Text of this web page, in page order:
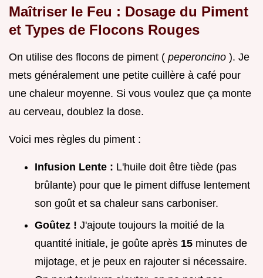
Maîtriser le Feu : Dosage du Piment
et Types de Flocons Rouges
On utilise des flocons de piment ( peperoncino ). Je
mets généralement une petite cuillère à café pour
une chaleur moyenne. Si vous voulez que ça monte
au cerveau, doublez la dose.
Voici mes règles du piment :
Infusion Lente : L'huile doit être tiède (pas
brûlante) pour que le piment diffuse lentement
son goût et sa chaleur sans carboniser.
Goûtez ! J'ajoute toujours la moitié de la
quantité initiale, je goûte après 15 minutes de
mijotage, et je peux en rajouter si nécessaire.